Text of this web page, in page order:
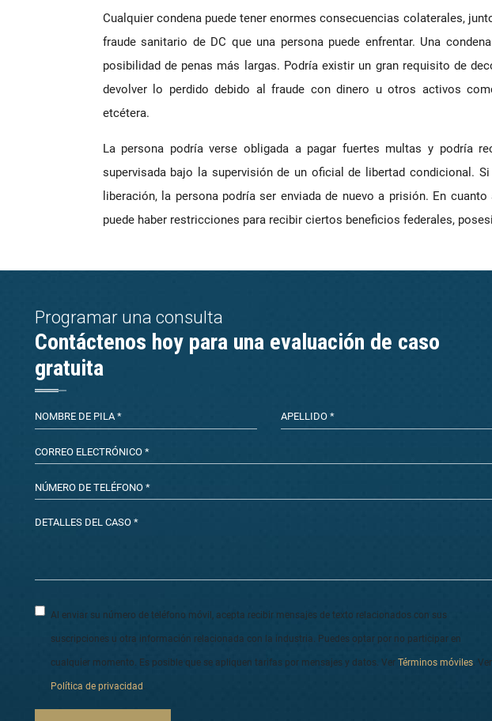
Cualquier condena puede tener enormes consecuencias colaterales,
fraude sanitario de DC que una persona puede enfrentar. Una
posibilidad de penas más largas. Podría existir un gran requisito de
devolver lo perdido debido al fraude con dinero u otros activos
etcétera.
La persona podría verse obligada a pagar fuertes multas y podría
supervisada bajo la supervisión de un oficial de libertad condicional.
liberación, la persona podría ser enviada de nuevo a prisión. En
puede haber restricciones para recibir ciertos beneficios federales,
Programar una consulta
Contáctenos hoy para una evaluación de caso
gratuita
Al enviar su número de teléfono móvil, acepta recibir mensajes de texto relacionados con sus
suscripciones u otra información relacionada con la industria. Puedes optar por no participar en
cualquier momento. Es posible que se apliquen tarifas por mensajes y datos. VerTérminos móviles. Ver
Política de privacidad.